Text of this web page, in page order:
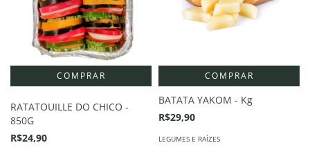
RATATOUILLE DO CHICO -
850G
R$24,90
COMPRAR
BATATA YAKOM - Kg
R$29,90
LEGUMES E RAÍZES